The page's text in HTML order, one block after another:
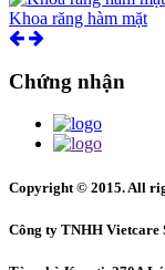
Khoa răng hàm mặt
Chứng nhận
Copyright © 2015. All
Công ty TNHH Vietcare